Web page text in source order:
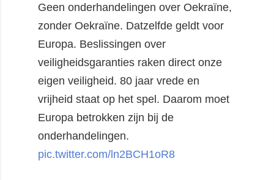
Geen onderhandelingen over Oekraïne,
zonder Oekraïne. Datzelfde geldt voor
Europa. Beslissingen over
veiligheidsgaranties raken direct onze
eigen veiligheid. 80 jaar vrede en
vrijheid staat op het spel. Daarom moet
Europa betrokken zijn bij de
onderhandelingen.
pic.twitter.com/ln2BCH1oR8